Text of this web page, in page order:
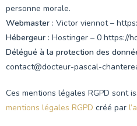
personne morale.
Webmaster : Victor viennot –
Hébergeur : Hostinger – 0 https://
Délégué à la protection des
contact@docteur-pascal-
Ces mentions légales RGPD sont
mentions légales RGPD créé par